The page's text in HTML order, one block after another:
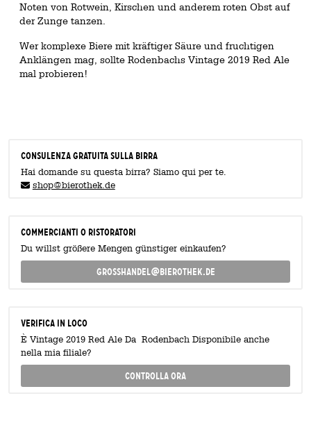
Noten von Rotwein, Kirschen und anderem roten Obst auf
der Zunge tanzen.
Wer komplexe Biere mit kräftiger Säure und fruchtigen
Anklängen mag, sollte Rodenbachs Vintage 2019 Red Ale
mal probieren!
CONSULENZA GRATUITA SULLA BIRRA
Hai domande su questa birra? Siamo qui per te.
shop@bierothek.de
commercianti o ristoratori
Du willst größere Mengen günstiger einkaufen?
grosshandel@bierothek.de
Verifica in loco
È Vintage 2019 Red Ale Da Rodenbach Disponibile anche
nella mia filiale?
Controlla ora